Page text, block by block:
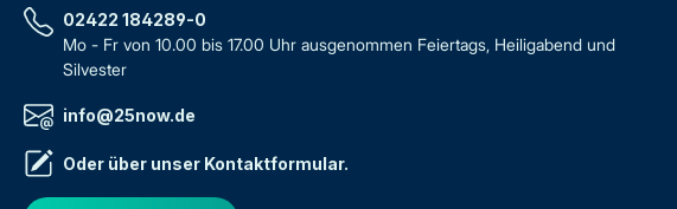
02422 184289-0
Mo - Fr von 10.00 bis 17.00 Uhr ausgenommen Feiertags, Heiligabend und
Silvester
info@25now.de
Oder über unser Kontaktformular.